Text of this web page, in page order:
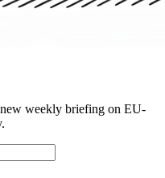
weekly briefing on EU-